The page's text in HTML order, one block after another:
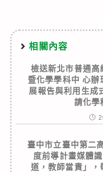
相關內容
檢送新北市普通高
暨化學學科中 心辦
展報告與利用生成
請化學
臺中市立臺中第二
度前導計畫媒體
道，教師當責」，